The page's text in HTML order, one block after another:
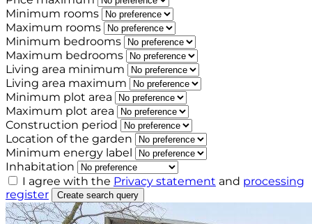
Minimum rooms
Maximum rooms
Minimum bedrooms
Maximum bedrooms
Living area minimum
Living area maximum
Minimum plot area
Maximum plot area
Construction period
Location of the garden
Minimum energy label
Inhabitation
I agree with the Privacy statement and processing
register
Create search query